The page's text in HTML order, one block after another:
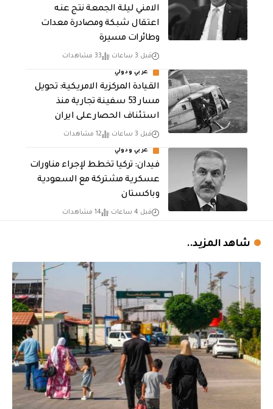
الامني ليلة الجمعة نتج عنه
اعتقال شبكة ومصادرة معدات
وطائرات مسيرة
قبل 3 ساعات 33 مشاهدات
عربي ودولي
القيادة المركزية الامريكية: تحويل
مسار 53 سفينة تجارية منذ
استئناف الحصار على ايران
قبل 3 ساعات 12 مشاهدات
عربي ودولي
فيدان: تركيا تخطط لإجراء مناورات
عسكرية مشتركة مع السعودية
وباكستان
قبل 4 ساعات 14 مشاهدات
شاهد المزيد..